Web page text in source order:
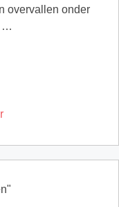
overvallen onder
…